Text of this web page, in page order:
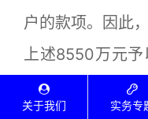
户的款项。因此
上述8550万元予
构擅自解冻被人
关于我们 实务专